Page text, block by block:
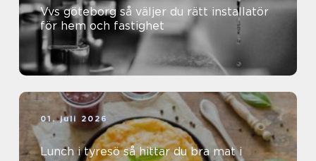
Vvs göteborg så väljer du rätt installatör
för hem och fastighet
01. juli 2026
Lunch i tyresö så hittar du bra mat i